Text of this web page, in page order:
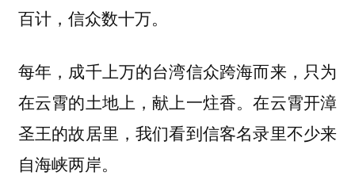
百计，信众数十万。
每年，成千上万的台湾信众跨海而来，只为
在云霄的土地上，献上一炷香。在云霄开漳
圣王的故居里，我们看到信客名录里不少来
自海峡两岸。